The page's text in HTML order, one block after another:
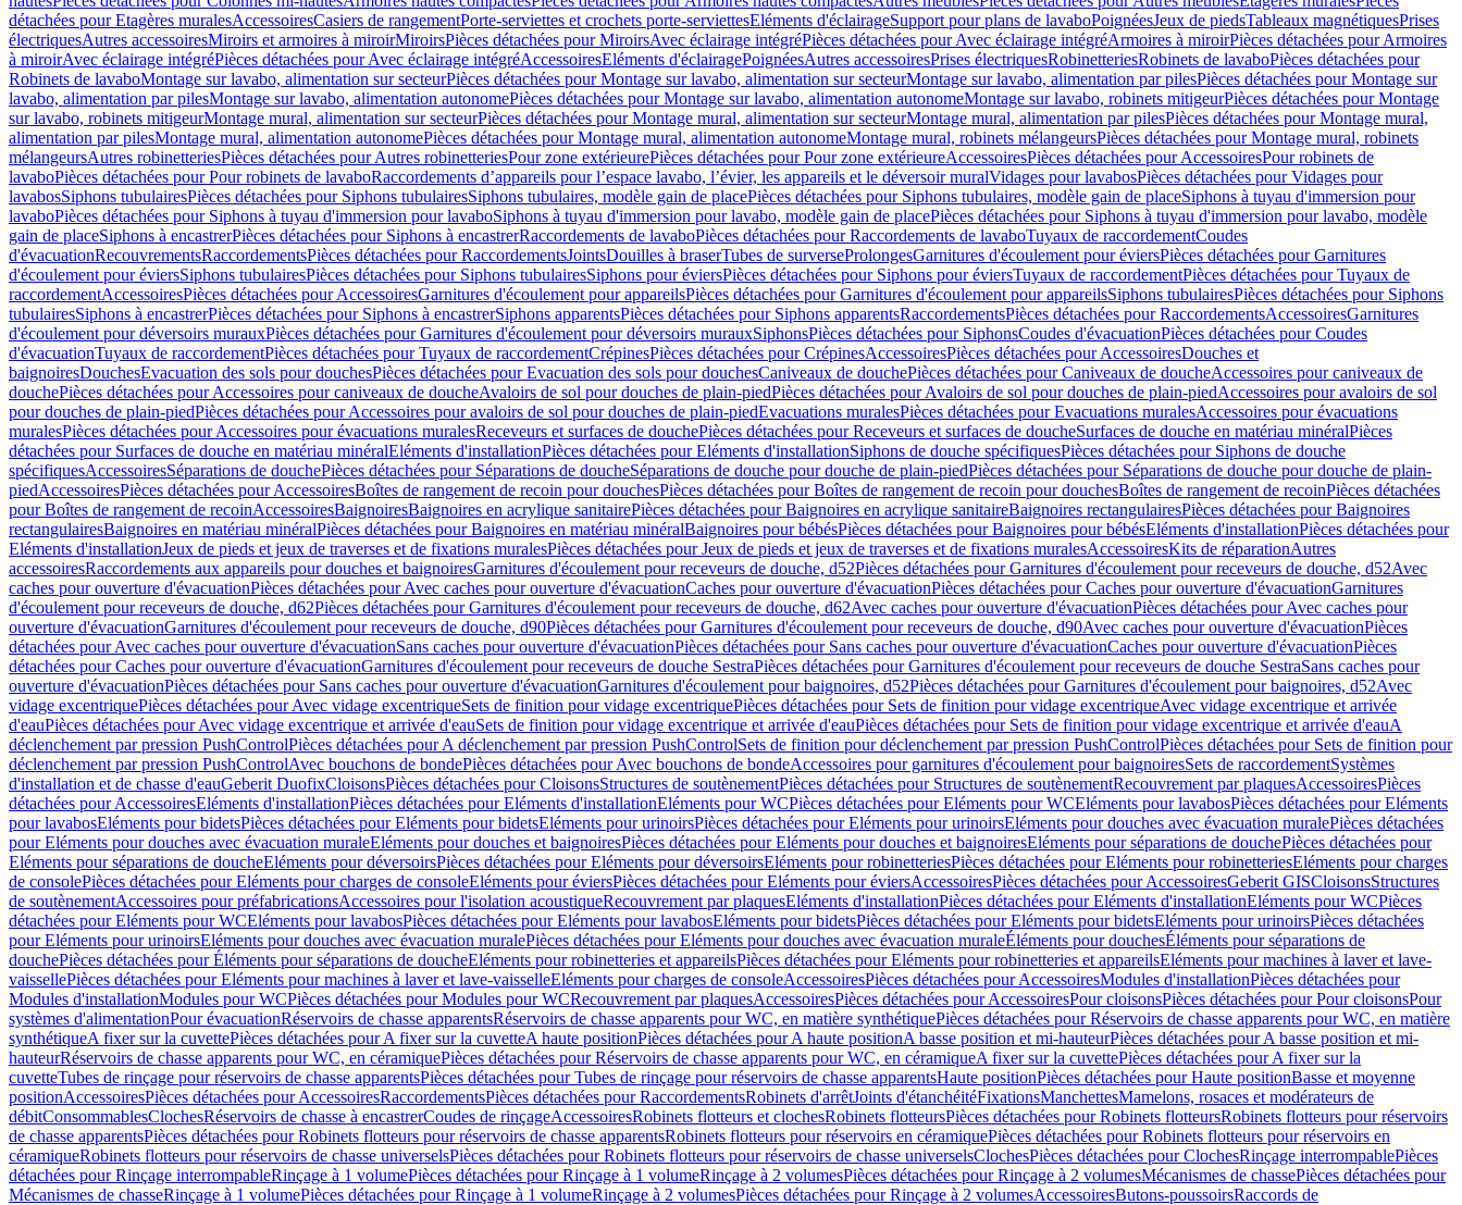
détachées pour Etagères muralesAccessoiresCasiers de rangementPorte-serviettes et crochets porte-serviettesEléments d'éclairageSupport pour plans de lavaboPoignéesJeux de piedsTableaux magnétiquesPrises
électriquesAutres accessoiresMiroirs et armoires à miroirMiroirsPièces détachées pour MiroirsAvec éclairage intégréPièces détachées pour Avec éclairage intégréArmoires à miroirPièces détachées pour Armoires
à miroirAvec éclairage intégréPièces détachées pour Avec éclairage intégréAccessoiresEléments d'éclairagePoignéesAutres accessoiresPrises électriquesRobinetteriesRobinets de lavaboPièces détachées pour
Robinets de lavaboMontage sur lavabo, alimentation sur secteurPièces détachées pour Montage sur lavabo, alimentation sur secteurMontage sur lavabo, alimentation par pilesPièces détachées pour Montage sur
lavabo, alimentation par pilesMontage sur lavabo, alimentation autonomePièces détachées pour Montage sur lavabo, alimentation autonomeMontage sur lavabo, robinets mitigeurPièces détachées pour Montage
sur lavabo, robinets mitigeurMontage mural, alimentation sur secteurPièces détachées pour Montage mural, alimentation sur secteurMontage mural, alimentation par pilesPièces détachées pour Montage mural,
alimentation par pilesMontage mural, alimentation autonomePièces détachées pour Montage mural, alimentation autonomeMontage mural, robinets mélangeursPièces détachées pour Montage mural, robinets
mélangeursAutres robinetteriesPièces détachées pour Autres robinetteriesPour zone extérieurePièces détachées pour Pour zone extérieureAccessoiresPièces détachées pour AccessoiresPour robinets de
lavaboPièces détachées pour Pour robinets de lavaboRaccordements d’appareils pour l’espace lavabo, l’évier, les appareils et le déversoir muralVidages pour lavabosPièces détachées pour Vidages pour
lavabosSiphons tubulairesPièces détachées pour Siphons tubulairesSiphons tubulaires, modèle gain de placePièces détachées pour Siphons tubulaires, modèle gain de placeSiphons à tuyau d'immersion pour
lavaboPièces détachées pour Siphons à tuyau d'immersion pour lavaboSiphons à tuyau d'immersion pour lavabo, modèle gain de placePièces détachées pour Siphons à tuyau d'immersion pour lavabo, modèle
gain de placeSiphons à encastrerPièces détachées pour Siphons à encastrerRaccordements de lavaboPièces détachées pour Raccordements de lavaboTuyaux de raccordementCoudes
d'évacuationRecouvrementsRaccordementsPièces détachées pour RaccordementsJointsDouilles à braserTubes de surverseProlongesGarnitures d'écoulement pour éviersPièces détachées pour Garnitures
d'écoulement pour éviersSiphons tubulairesPièces détachées pour Siphons tubulairesSiphons pour éviersPièces détachées pour Siphons pour éviersTuyaux de raccordementPièces détachées pour Tuyaux de
raccordementAccessoiresPièces détachées pour AccessoiresGarnitures d'écoulement pour appareilsPièces détachées pour Garnitures d'écoulement pour appareilsSiphons tubulairesPièces détachées pour Siphons
tubulairesSiphons à encastrerPièces détachées pour Siphons à encastrerSiphons apparentsPièces détachées pour Siphons apparentsRaccordementsPièces détachées pour RaccordementsAccessoiresGarnitures
d'écoulement pour déversoirs murauxPièces détachées pour Garnitures d'écoulement pour déversoirs murauxSiphonsPièces détachées pour SiphonsCoudes d'évacuationPièces détachées pour Coudes
d'évacuationTuyaux de raccordementPièces détachées pour Tuyaux de raccordementCrépinesPièces détachées pour CrépinesAccessoiresPièces détachées pour AccessoiresDouches et
baignoiresDouchesEvacuation des sols pour douchesPièces détachées pour Evacuation des sols pour douchesCaniveaux de douchePièces détachées pour Caniveaux de doucheAccessoires pour caniveaux de
douchePièces détachées pour Accessoires pour caniveaux de doucheAvaloirs de sol pour douches de plain-piedPièces détachées pour Avaloirs de sol pour douches de plain-piedAccessoires pour avaloirs de sol
pour douches de plain-piedPièces détachées pour Accessoires pour avaloirs de sol pour douches de plain-piedEvacuations muralesPièces détachées pour Evacuations muralesAccessoires pour évacuations
muralesPièces détachées pour Accessoires pour évacuations muralesReceveurs et surfaces de douchePièces détachées pour Receveurs et surfaces de doucheSurfaces de douche en matériau minéralPièces
détachées pour Surfaces de douche en matériau minéralEléments d'installationPièces détachées pour Eléments d'installationSiphons de douche spécifiquesPièces détachées pour Siphons de douche
spécifiquesAccessoiresSéparations de douchePièces détachées pour Séparations de doucheSéparations de douche pour douche de plain-piedPièces détachées pour Séparations de douche pour douche de plain-
piedAccessoiresPièces détachées pour AccessoiresBoîtes de rangement de recoin pour douchesPièces détachées pour Boîtes de rangement de recoin pour douchesBoîtes de rangement de recoinPièces détachées
pour Boîtes de rangement de recoinAccessoiresBaignoiresBaignoires en acrylique sanitairePièces détachées pour Baignoires en acrylique sanitaireBaignoires rectangulairesPièces détachées pour Baignoires
rectangulairesBaignoires en matériau minéralPièces détachées pour Baignoires en matériau minéralBaignoires pour bébésPièces détachées pour Baignoires pour bébésEléments d'installationPièces détachées pour
Eléments d'installationJeux de pieds et jeux de traverses et de fixations muralesPièces détachées pour Jeux de pieds et jeux de traverses et de fixations muralesAccessoiresKits de réparationAutres
accessoiresRaccordements aux appareils pour douches et baignoiresGarnitures d'écoulement pour receveurs de douche, d52Pièces détachées pour Garnitures d'écoulement pour receveurs de douche, d52Avec
caches pour ouverture d'évacuationPièces détachées pour Avec caches pour ouverture d'évacuationCaches pour ouverture d'évacuationPièces détachées pour Caches pour ouverture d'évacuationGarnitures
d'écoulement pour receveurs de douche, d62Pièces détachées pour Garnitures d'écoulement pour receveurs de douche, d62Avec caches pour ouverture d'évacuationPièces détachées pour Avec caches pour
ouverture d'évacuationGarnitures d'écoulement pour receveurs de douche, d90Pièces détachées pour Garnitures d'écoulement pour receveurs de douche, d90Avec caches pour ouverture d'évacuationPièces
détachées pour Avec caches pour ouverture d'évacuationSans caches pour ouverture d'évacuationPièces détachées pour Sans caches pour ouverture d'évacuationCaches pour ouverture d'évacuationPièces
détachées pour Caches pour ouverture d'évacuationGarnitures d'écoulement pour receveurs de douche SestraPièces détachées pour Garnitures d'écoulement pour receveurs de douche SestraSans caches pour
ouverture d'évacuationPièces détachées pour Sans caches pour ouverture d'évacuationGarnitures d'écoulement pour baignoires, d52Pièces détachées pour Garnitures d'écoulement pour baignoires, d52Avec
vidage excentriquePièces détachées pour Avec vidage excentriqueSets de finition pour vidage excentriquePièces détachées pour Sets de finition pour vidage excentriqueAvec vidage excentrique et arrivée
d'eauPièces détachées pour Avec vidage excentrique et arrivée d'eauSets de finition pour vidage excentrique et arrivée d'eauPièces détachées pour Sets de finition pour vidage excentrique et arrivée d'eauA
déclenchement par pression PushControlPièces détachées pour A déclenchement par pression PushControlSets de finition pour déclenchement par pression PushControlPièces détachées pour Sets de finition pour
déclenchement par pression PushControlAvec bouchons de bondePièces détachées pour Avec bouchons de bondeAccessoires pour garnitures d'écoulement pour baignoiresSets de raccordementSystèmes
d'installation et de chasse d'eauGeberit DuofixCloisonsPièces détachées pour CloisonsStructures de soutènementPièces détachées pour Structures de soutènementRecouvrement par plaquesAccessoiresPièces
détachées pour AccessoiresEléments d'installationPièces détachées pour Eléments d'installationEléments pour WCPièces détachées pour Eléments pour WCEléments pour lavabosPièces détachées pour Eléments
pour lavabosEléments pour bidetsPièces détachées pour Eléments pour bidetsEléments pour urinoirsPièces détachées pour Eléments pour urinoirsEléments pour douches avec évacuation muralePièces détachées
pour Eléments pour douches avec évacuation muraleEléments pour douches et baignoiresPièces détachées pour Eléments pour douches et baignoiresEléments pour séparations de douchePièces détachées pour
Eléments pour séparations de doucheEléments pour déversoirsPièces détachées pour Eléments pour déversoirsEléments pour robinetteriesPièces détachées pour Eléments pour robinetteriesEléments pour charges
de consolePièces détachées pour Eléments pour charges de consoleEléments pour éviersPièces détachées pour Eléments pour éviersAccessoiresPièces détachées pour AccessoiresGeberit GISCloisonsStructures
de soutènementAccessoires pour préfabricationsAccessoires pour l'isolation acoustiqueRecouvrement par plaquesEléments d'installationPièces détachées pour Eléments d'installationEléments pour WCPièces
détachées pour Eléments pour WCEléments pour lavabosPièces détachées pour Eléments pour lavabosEléments pour bidetsPièces détachées pour Eléments pour bidetsEléments pour urinoirsPièces détachées
pour Eléments pour urinoirsEléments pour douches avec évacuation muralePièces détachées pour Eléments pour douches avec évacuation muraleÉléments pour douchesÉléments pour séparations de
douchePièces détachées pour Éléments pour séparations de doucheEléments pour robinetteries et appareilsPièces détachées pour Eléments pour robinetteries et appareilsEléments pour machines à laver et lave-
vaissellePièces détachées pour Eléments pour machines à laver et lave-vaisselleEléments pour charges de consoleAccessoiresPièces détachées pour AccessoiresModules d'installationPièces détachées pour
Modules d'installationModules pour WCPièces détachées pour Modules pour WCRecouvrement par plaquesAccessoiresPièces détachées pour AccessoiresPour cloisonsPièces détachées pour Pour cloisonsPour
systèmes d'alimentationPour évacuationRéservoirs de chasse apparentsRéservoirs de chasse apparents pour WC, en matière synthétiquePièces détachées pour Réservoirs de chasse apparents pour WC, en matière
synthétiqueA fixer sur la cuvettePièces détachées pour A fixer sur la cuvetteA haute positionPièces détachées pour A haute positionA basse position et mi-hauteurPièces détachées pour A basse position et mi-
hauteurRéservoirs de chasse apparents pour WC, en céramiquePièces détachées pour Réservoirs de chasse apparents pour WC, en céramiqueA fixer sur la cuvettePièces détachées pour A fixer sur la
cuvetteTubes de rinçage pour réservoirs de chasse apparentsPièces détachées pour Tubes de rinçage pour réservoirs de chasse apparentsHaute positionPièces détachées pour Haute positionBasse et moyenne
positionAccessoiresPièces détachées pour AccessoiresRaccordementsPièces détachées pour RaccordementsRobinets d'arrêtJoints d'étanchéitéFixationsManchettesMamelons, rosaces et modérateurs de
débitConsommablesClochesRéservoirs de chasse à encastrerCoudes de rinçageAccessoiresRobinets flotteurs et clochesRobinets flotteursPièces détachées pour Robinets flotteursRobinets flotteurs pour réservoirs
de chasse apparentsPièces détachées pour Robinets flotteurs pour réservoirs de chasse apparentsRobinets flotteurs pour réservoirs en céramiquePièces détachées pour Robinets flotteurs pour réservoirs en
céramiqueRobinets flotteurs pour réservoirs de chasse universelsPièces détachées pour Robinets flotteurs pour réservoirs de chasse universelsClochesPièces détachées pour ClochesRinçage interrompablePièces
détachées pour Rinçage interrompableRinçage à 1 volumePièces détachées pour Rinçage à 1 volumeRinçage à 2 volumesPièces détachées pour Rinçage à 2 volumesMécanismes de chassePièces détachées pour
Mécanismes de chasseRinçage à 1 volumePièces détachées pour Rinçage à 1 volumeRinçage à 2 volumesPièces détachées pour Rinçage à 2 volumesAccessoiresButons-poussoirsRaccords de